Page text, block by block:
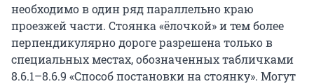
необходимо в один ряд параллельно краю
проезжей части. Стоянка «ёлочкой» и тем более
перпендикулярно дороге разрешена только в
специальных местах, обозначенных табличками
8.6.1–8.6.9 «Способ постановки на стоянку». Могут